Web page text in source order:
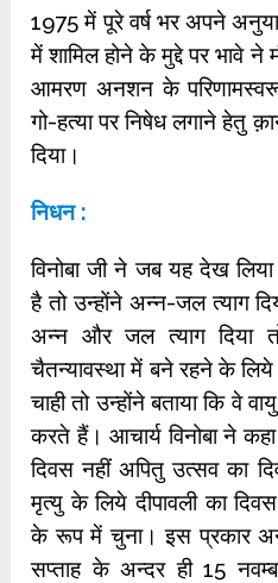
1975 में पूरे वर्ष भर अपने
में शामिल होने के मुद्दे पर भावे
आमरण अनशन के
गो-हत्या पर निषेध लगाने हेतु
दिया।
निधन :
विनोबा जी ने जब यह देख
है तो उन्होंने अन्न-जल त्याग
अन्न और जल त्याग दिया
चैतन्यावस्था में बने रहने के लिये
चाही तो उन्होंने बताया कि वे
करते हैं। आचार्य विनोबा ने
दिवस नहीं अपितु उत्सव का
मृत्यु के लिये दीपावली का
के रूप में चुना। इस प्रकार
सप्ताह के अन्दर ही 15